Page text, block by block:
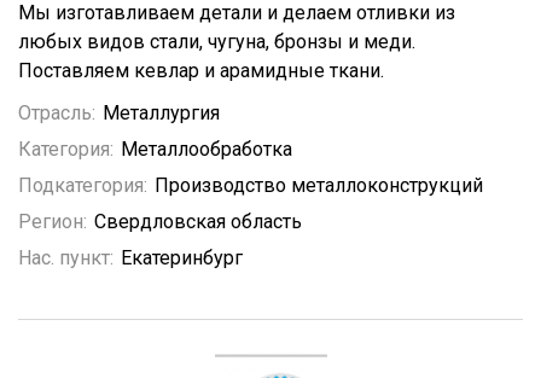
Мы изготавливаем детали и делаем отливки из
любых видов стали, чугуна, бронзы и меди.
Поставляем кевлар и арамидные ткани.
Отрасль: Металлургия
Категория: Металлообработка
Подкатегория: Производство металлоконструкций
Регион: Свердловская область
Нас. пункт: Екатеринбург